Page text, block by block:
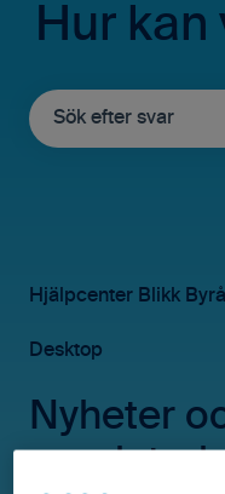
Hur
Hjälpcenter Blikk Byrå
Desktop
Nyheter